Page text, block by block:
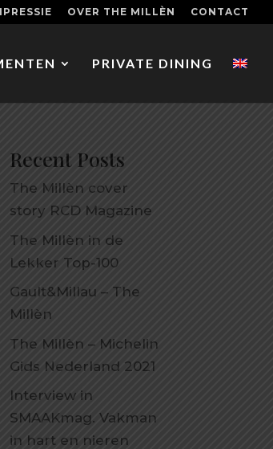
OVER THE MILLÈN CONTACT
PRIVATE DINING
Recent Posts
The Millèn cover
story RCD Magazine
The Millèn in de
Lekker Top-100
Gault&Millau – The
Millèn
The Millèn – Michelin
Gids Nederland 2021
Interview in
SMAAKmag. Vakman
in hart en nieren